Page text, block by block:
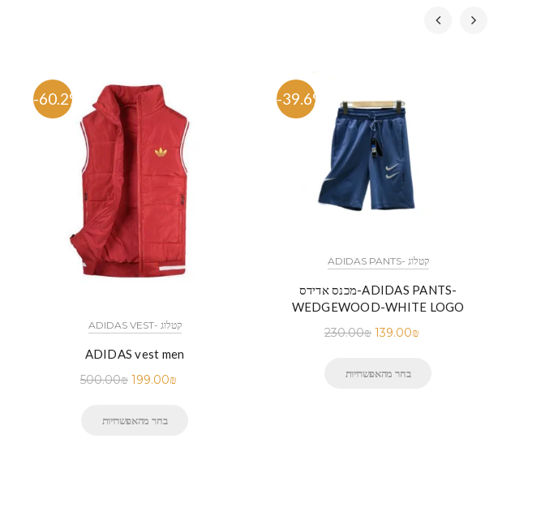
-60.2%
ADIDAS VEST- קטלוג
ADIDAS vest men
500.00₪ 199.00₪
בחר מהאפשרויות
-39.6%
ADIDAS PANTS- קטלוג
מכנס אדידס-ADIDAS PANTS-
WEDGEWOOD-WHITE LOGO
230.00₪ 139.00₪
בחר מהאפשרויות